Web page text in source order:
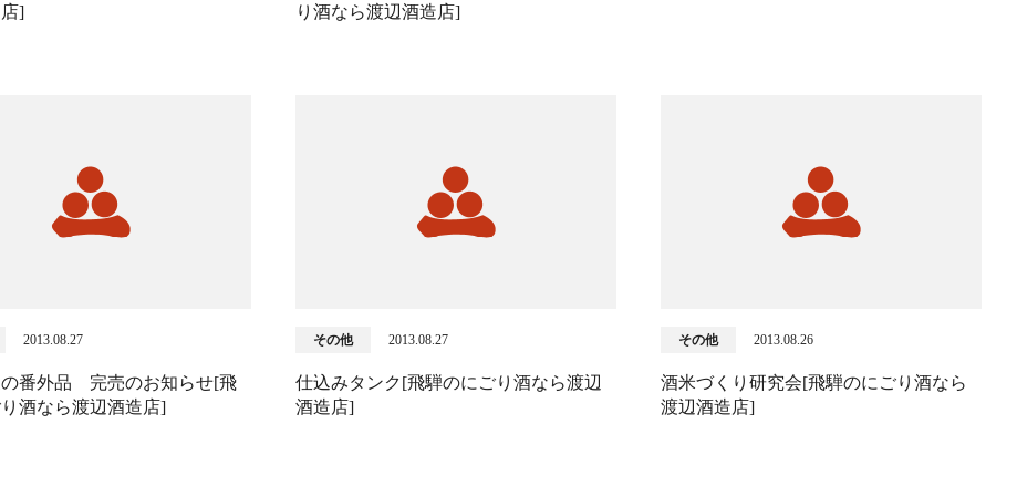
]
り酒なら渡辺酒造店]
2013.08.27
の番外品 完売のお知らせ[飛
酒なら渡辺酒造店]
その他 2013.08.27
仕込みタンク[飛騨のにごり酒なら渡辺
酒造店]
その他 2013.08.26
酒米づくり研究会[飛騨のにごり酒なら
渡辺酒造店]